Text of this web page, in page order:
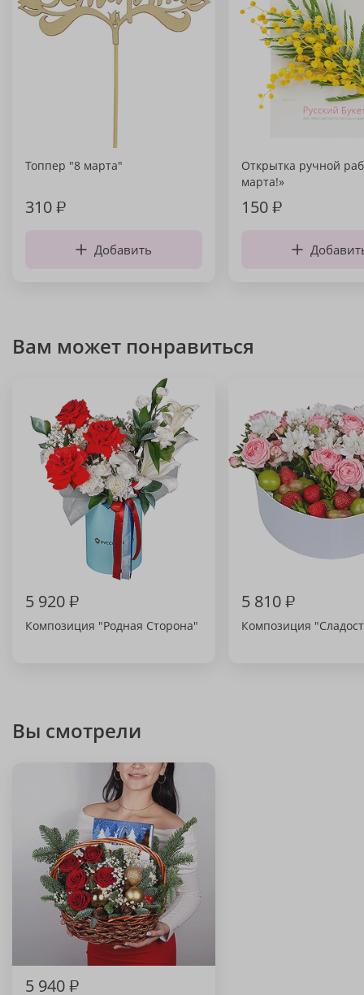
Топпер "8 марта"
310₽
Добавить
Открытка ручной
марта!»
150₽
Вам может понравиться
5 920₽
Композиция "Родная Сторона"
5 810₽
Композиция
Вы смотрели
5 940₽